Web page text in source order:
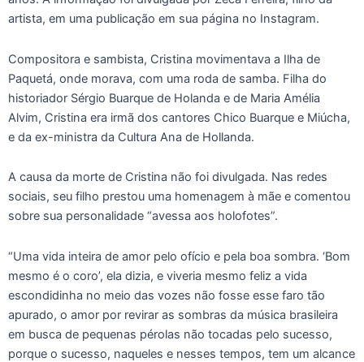
artista, em uma publicação em sua página no Instagram.
Compositora e sambista, Cristina movimentava a Ilha de
Paquetá, onde morava, com uma roda de samba. Filha do
historiador Sérgio Buarque de Holanda e de Maria Amélia
Alvim, Cristina era irmã dos cantores Chico Buarque e Miúcha,
e da ex-ministra da Cultura Ana de Hollanda.
A causa da morte de Cristina não foi divulgada. Nas redes
sociais, seu filho prestou uma homenagem à mãe e comentou
sobre sua personalidade “avessa aos holofotes”.
“Uma vida inteira de amor pelo ofício e pela boa sombra. ‘Bom
mesmo é o coro’, ela dizia, e viveria mesmo feliz a vida
escondidinha no meio das vozes não fosse esse faro tão
apurado, o amor por revirar as sombras da música brasileira
em busca de pequenas pérolas não tocadas pelo sucesso,
porque o sucesso, naqueles e nesses tempos, tem um alcance